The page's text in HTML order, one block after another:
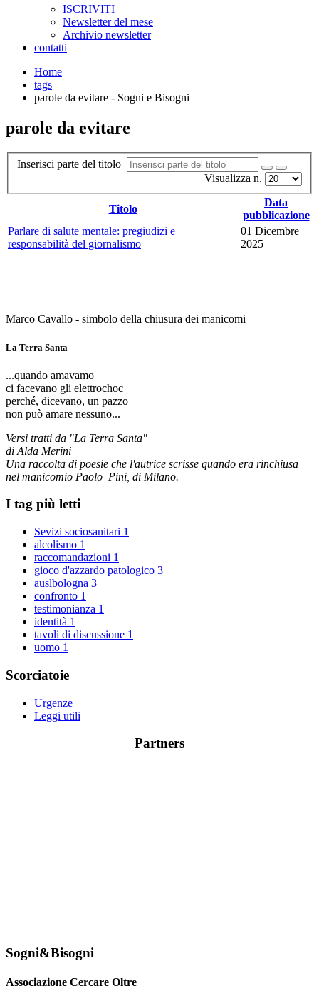
ISCRIVITI
Newsletter del mese
Archivio newsletter
contatti
Home
tags
parole da evitare - Sogni e Bisogni
parole da evitare
Inserisci parte del titolo
Visualizza n.
Titolo
Data
pubblicazione
Parlare di salute mentale: pregiudizi e
responsabilità del giornalismo
01 Dicembre
2025
Marco Cavallo - simbolo della chiusura dei manicomi
La Terra Santa
...quando amavamo
ci facevano gli elettrochoc
perché, dicevano, un pazzo
non può amare nessuno...
Versi tratti da "La Terra Santa"
di Alda Merini
Una raccolta di poesie che l'autrice scrisse quando era rinchiusa
nel manicomio Paolo Pini, di Milano.
I tag più letti
Sevizi sociosanitari 1
alcolismo 1
raccomandazioni 1
gioco d'azzardo patologico 3
auslbologna 3
confronto 1
testimonianza 1
identità 1
tavoli di discussione 1
uomo 1
Scorciatoie
Urgenze
Leggi utili
Partners
Sogni&Bisogni
Associazione Cercare Oltre